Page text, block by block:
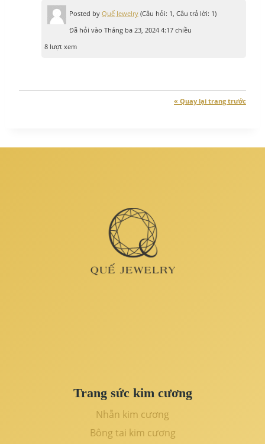
Posted by Quế Jewelry (Câu hỏi: 1, Câu trả lời: 1)
Đã hỏi vào Tháng ba 23, 2024 4:17 chiều
8 lượt xem
« Quay lại trang trước
Trang sức kim cương
Nhẫn kim cương
Bông tai kim cương